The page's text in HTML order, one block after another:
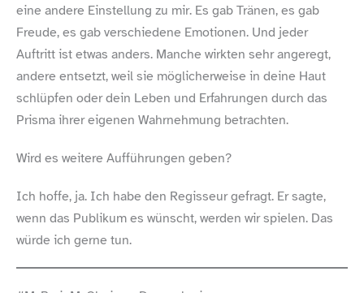
eine andere Einstellung zu mir. Es gab Tränen, es gab
Freude, es gab verschiedene Emotionen. Und jeder
Auftritt ist etwas anders. Manche wirkten sehr angeregt,
andere entsetzt, weil sie möglicherweise in deine Haut
schlüpfen oder dein Leben und Erfahrungen durch das
Prisma ihrer eigenen Wahrnehmung betrachten.
Wird es weitere Aufführungen geben?
Ich hoffe, ja. Ich habe den Regisseur gefragt. Er sagte,
wenn das Publikum es wünscht, werden wir spielen. Das
würde ich gerne tun.